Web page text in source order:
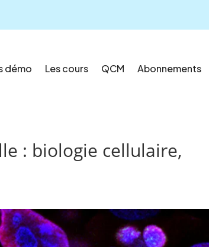
démo Les cours QCM Abonnements
: biologie cellulaire,